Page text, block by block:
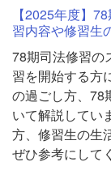
【2025年度】
習内容や修習生
78期司法修習の
習を開始する方
の過ごし方、78
いて解説してい
方、修習生の生
ぜひ参考にして